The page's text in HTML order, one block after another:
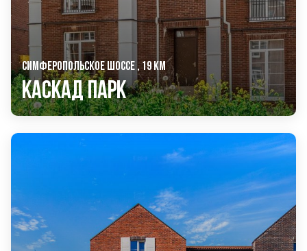
СИМФЕРОПОЛЬСКОЕ ШОССЕ , 19 КМ
Каскад Парк